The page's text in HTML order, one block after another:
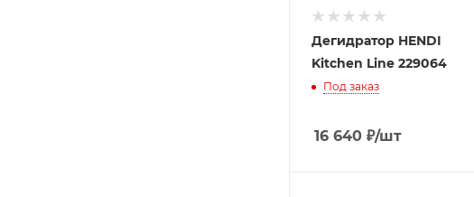
Дегидратор HENDI
Kitchen Line 229064
Под заказ
16 640 ₽/шт